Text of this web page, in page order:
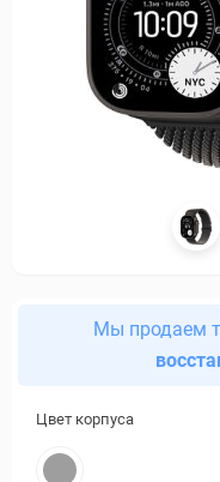
Мы продаем
Цвет корпуса